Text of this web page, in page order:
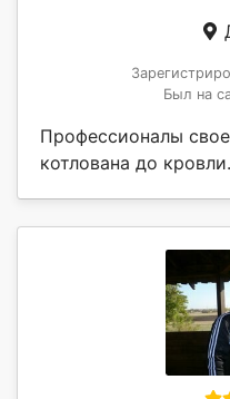
Был на
Профессионалы
котлована до кровли.